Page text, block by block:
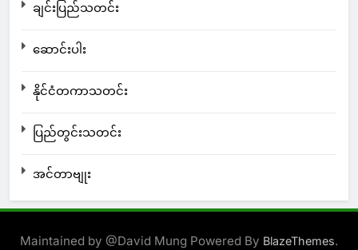
ချင်းပြည်သတင်း
ဆောင်းပါး
နိုင်ငံတကာသတင်း
ပြည်တွင်းသတင်း
အင်တာဗျုး
Maintained by @David Mung Powered By BlazeThemes.